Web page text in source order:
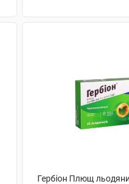
Гербіон Плющ